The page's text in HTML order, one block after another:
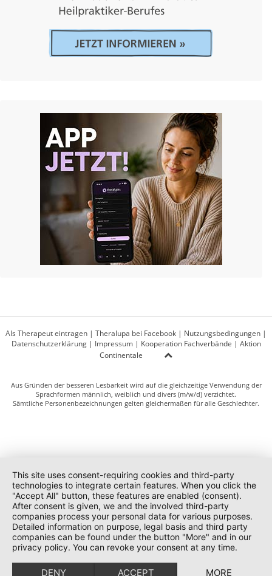
Als Therapeut eintragen | Theralupa bei Facebook | Nutzungsbedingungen |
Datenschutzerklärung| Impressum| Kooperation Fachverbände | Aktion
Continentale
Aus Gründen der besseren Lesbarkeit wird auf die gleichzeitige Verwendung der
Sprachformen männlich, weiblich und divers (m/w/d) verzichtet.
Sämtliche Personenbezeichnungen gelten gleichermaßen für alle Geschlechter.
This site uses consent-requiring cookies and third-party
technologies to integrate certain features. When you click the
"Accept All" button, these features are enabled (consent).
After consent is given, we and the involved third-party
companies process your personal data for various purposes.
Detailed information on purpose, legal basis and third party
companies can be found under the button "More" and in our
privacy policy. You can revoke your consent at any time.
DENY ACCEPT MORE